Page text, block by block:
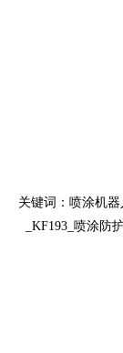
关键词：喷涂机
_KF193_喷涂